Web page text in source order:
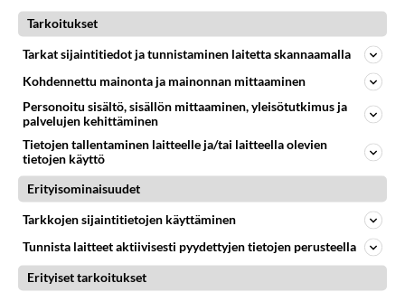
Hyvännäköinen pakkaus
06.08.2026 13:03
Ikävä
Olet ihana
520
Vihervasemmistofeministinaisasianaiset
Mitä haluaisit kysyä tänään
Kaivatultasi? Anna jokin tunniste itsestäni tai hänestä.
07.08.2026 13:15
44
460
Tarkoitukset
Tarkat sijaintitiedot ja tunnistaminen laitetta skannaamalla
Kohdennettu mainonta ja mainonnan mittaaminen
Personoitu sisältö, sisällön mittaaminen, yleisötutkimus ja
palvelujen kehittäminen
Tietojen tallentaminen laitteelle ja/tai laitteella olevien
tietojen käyttö
Erityisominaisuudet
Tarkkojen sijaintitietojen käyttäminen
Tunnista laitteet aktiivisesti pyydettyjen tietojen perusteella
Erityiset tarkoitukset